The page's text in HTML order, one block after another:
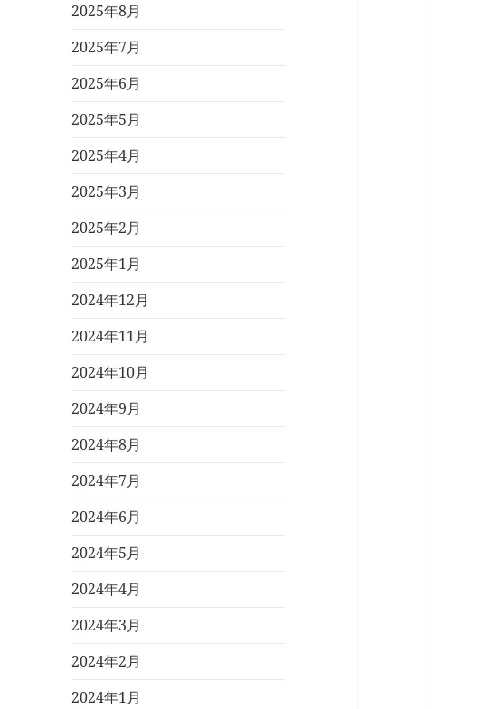
2025年8月
2025年7月
2025年6月
2025年5月
2025年4月
2025年3月
2025年2月
2025年1月
2024年12月
2024年11月
2024年10月
2024年9月
2024年8月
2024年7月
2024年6月
2024年5月
2024年4月
2024年3月
2024年2月
2024年1月